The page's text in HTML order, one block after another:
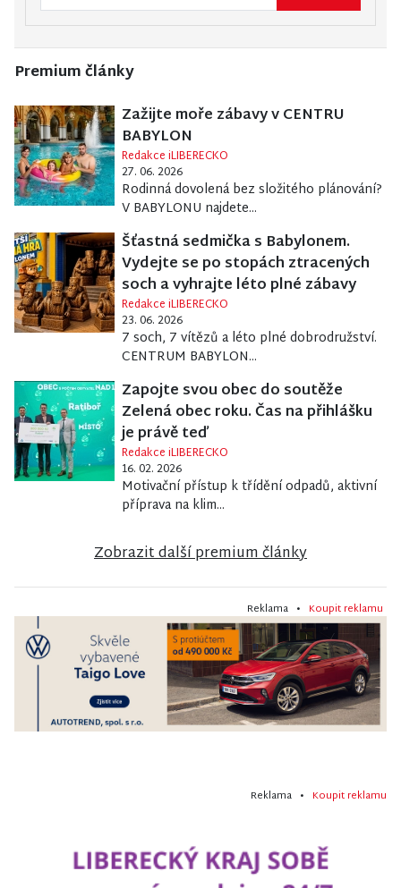
Premium články
Zažijte moře zábavy v CENTRU
BABYLON
Redakce iLIBERECKO
27. 06. 2026
Rodinná dovolená bez složitého plánování?
V BABYLONU najdete...
Šťastná sedmička s Babylonem.
Vydejte se po stopách ztracených
soch a vyhrajte léto plné zábavy
Redakce iLIBERECKO
23. 06. 2026
7 soch, 7 vítězů a léto plné dobrodružství.
CENTRUM BABYLON...
Zapojte svou obec do soutěže
Zelená obec roku. Čas na přihlášku
je právě teď
Redakce iLIBERECKO
16. 02. 2026
Motivační přístup k třídění odpadů, aktivní
příprava na klim...
Zobrazit další premium články
Reklama • Koupit reklamu
Reklama • Koupit reklamu